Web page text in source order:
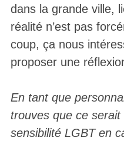
dans la grande ville,
réalité n’est pas
coup, ça nous
proposer une
En tant que
trouves que ce serait
sensibilité LGBT en